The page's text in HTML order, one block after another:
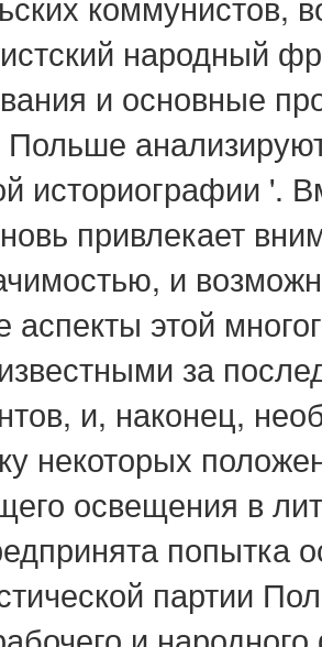
народный
и основные
историографии '.
привлекает
и
аспекты этой
за
и, наконец,
некоторых
освещения в
попытка
партии